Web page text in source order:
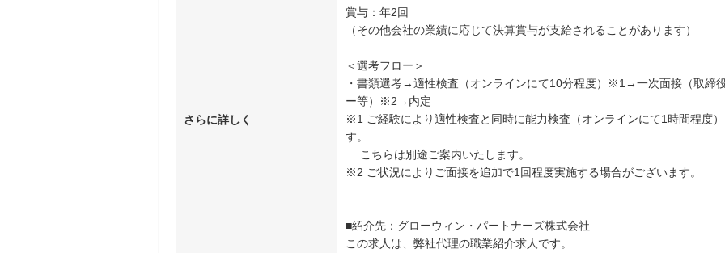
さらに詳しく
賞与：年2回
（その他会社の業績に応じて決算賞与が支給されることがあります）
＜選考フロー＞
・書類選考→適性検査（オンラインにて10分程度）※1→一次面接（取締
ー等）※2→内定
※1 ご経験により適性検査と同時に能力検査（オンラインにて1時間程度
す。
こちらは別途ご案内いたします。
※2 ご状況によりご面接を追加で1回程度実施する場合がございます。
■紹介先：グローウィン・パートナーズ株式会社
この求人は、弊社代理の職業紹介求人です。